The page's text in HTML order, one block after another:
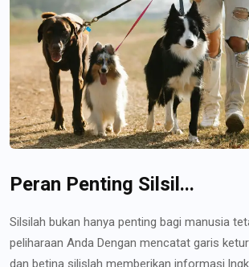
Peran Penting Silsil...
Silsilah bukan hanya penting bagi manusia
peliharaan Anda Dengan mencatat garis
dan betina silislah memberikan informasi